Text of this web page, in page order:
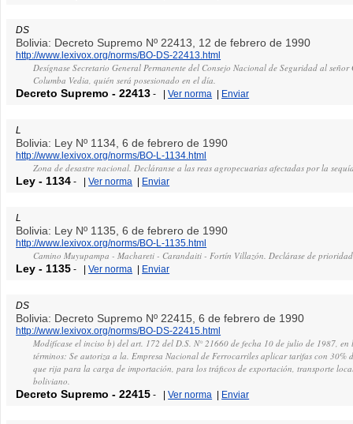
DS
Bolivia: Decreto Supremo Nº 22413, 12 de febrero de 1990
http://www.lexivox.org/norms/BO-DS-22413.html
Desígnase Secretario General Permanente del Consejo Nacional de Seguridad al
Columba Vedia, quién será posesionado en el día.
Decreto Supremo -22413 - |Ver norma | Enviar
L
Bolivia: Ley Nº 1134, 6 de febrero de 1990
http://www.lexivox.org/norms/BO-L-1134.html
Zona de desastre nacional. Decláranse a las reas agropecuarias afectadas por la
Ley - 1134 - |Ver norma | Enviar
L
Bolivia: Ley Nº 1135, 6 de febrero de 1990
http://www.lexivox.org/norms/BO-L-1135.html
Camino Muyupampa - Machareti - Carandaiti - Fortín Villazón. Declárase de
Ley - 1135 - |Ver norma | Enviar
DS
Bolivia: Decreto Supremo Nº 22415, 6 de febrero de 1990
http://www.lexivox.org/norms/BO-DS-22415.html
Modifícase el inciso b) del art. 172 del D.S. N° 21660 de fecha 10 de julio de 1987, en
términos: Se autoriza a la. Empresa Nacional de Ferrocarriles aplicar tarifas con 30%
que rija para la carga de importación, para los tráficos de exportación, transporte
boliviano.
Decreto Supremo -22415 - |Ver norma | Enviar